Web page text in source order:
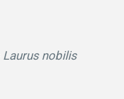
Laurus nobilis